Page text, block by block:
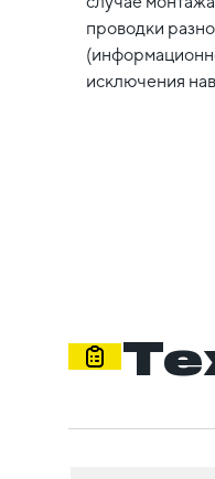
проводки
исключения